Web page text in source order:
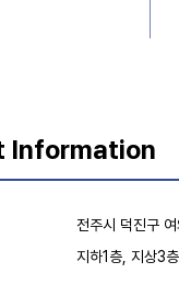
Information
전주시 덕진구
지하1층, 지상3층